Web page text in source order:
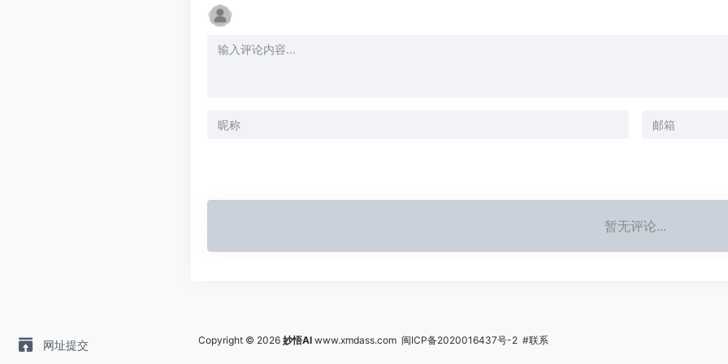
网址提交
暂无评论...
Copyright © 2026 妙悟AI www.xmdass.com 闽ICP备2020016437号-2 #联系